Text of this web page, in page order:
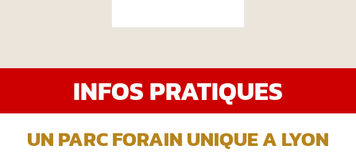
INFOS PRATIQUES
UN PARC FORAIN UNIQUE A LYON